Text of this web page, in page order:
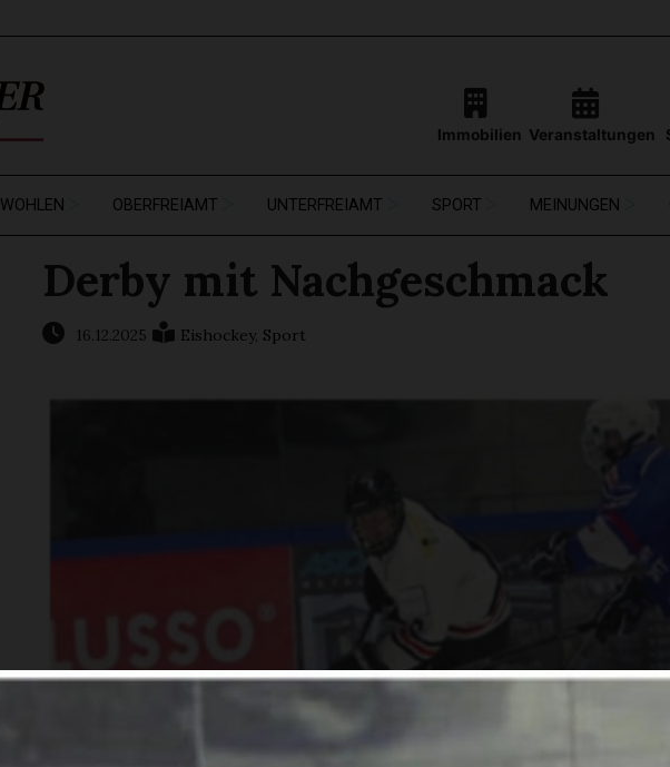
Immobilien Veranstaltungen
WOHLEN OBERFREIAMT UNTERFREIAMT SPORT MEINUNGEN
Derby mit Nachgeschmack
16.12.2025 Eishockey, Sport